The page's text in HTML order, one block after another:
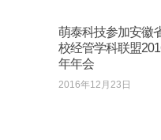
萌泰科技参加安徽
校经管学科联盟
年年会
2016年12月23日